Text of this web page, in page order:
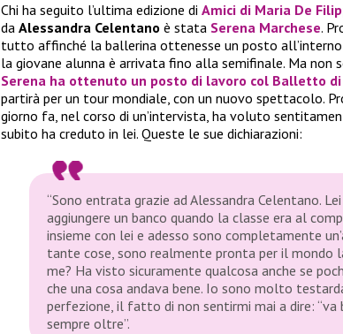
Chi ha seguito l’ultima edizione di Amici di Maria De
da Alessandra Celentano è stata Serena Marchese.
tutto affinché la ballerina ottenesse un posto
la giovane alunna è arrivata fino alla semifinale. Ma non
Serena ha ottenuto un posto di lavoro col Balletto di
partirà per un tour mondiale, con un nuovo spettacolo.
giorno fa, nel corso di un’intervista, ha voluto
subito ha creduto in lei. Queste le sue dichiarazioni:
“Sono entrata grazie ad Alessandra Celentano.
aggiungere un banco quando la classe era al
insieme con lei e adesso sono completamente
tante cose, sono realmente pronta per il mondo
me? Ha visto sicuramente qualcosa anche se
che una cosa andava bene. Io sono molto
perfezione, il fatto di non sentirmi mai a dire: “va
sempre oltre”.